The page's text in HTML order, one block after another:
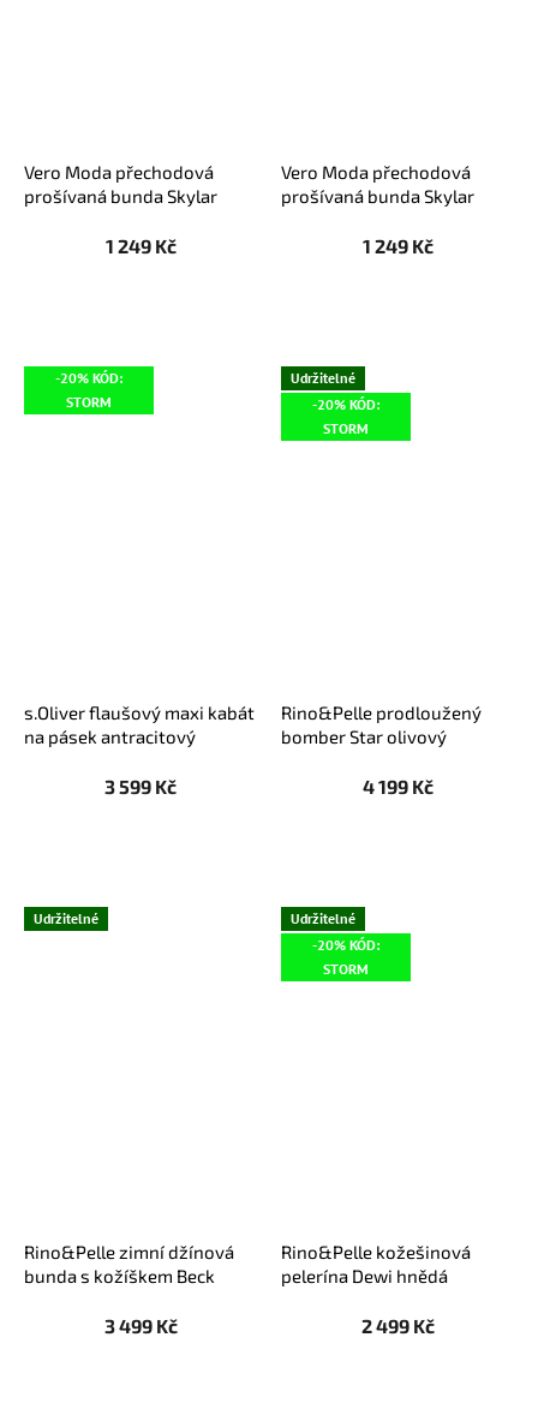
Vero Moda přechodová
prošívaná bunda Skylar
1 249 Kč
Vero Moda přechodová
prošívaná bunda Skylar
1 249 Kč
-20% KÓD:
STORM
s.Oliver flaušový maxi kabát
na pásek antracitový
3 599 Kč
Udržitelné
-20% KÓD:
STORM
Rino&Pelle prodloužený
bomber Star olivový
4 199 Kč
Udržitelné
Rino&Pelle zimní džínová
bunda s kožíškem Beck
3 499 Kč
Udržitelné
-20% KÓD:
STORM
Rino&Pelle kožešinová
pelerína Dewi hnědá
2 499 Kč